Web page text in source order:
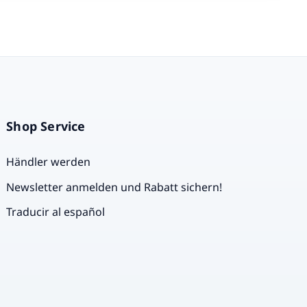
Shop Service
Händler werden
Newsletter anmelden und Rabatt sichern!
Traducir al español